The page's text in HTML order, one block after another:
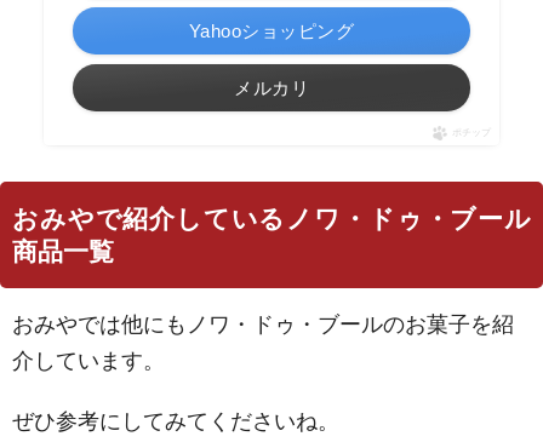
Yahooショッピング
メルカリ
ポチップ
おみやで紹介しているノワ・ドゥ・ブール
商品一覧
おみやでは他にもノワ・ドゥ・ブールのお菓子を紹
介しています。
ぜひ参考にしてみてくださいね。